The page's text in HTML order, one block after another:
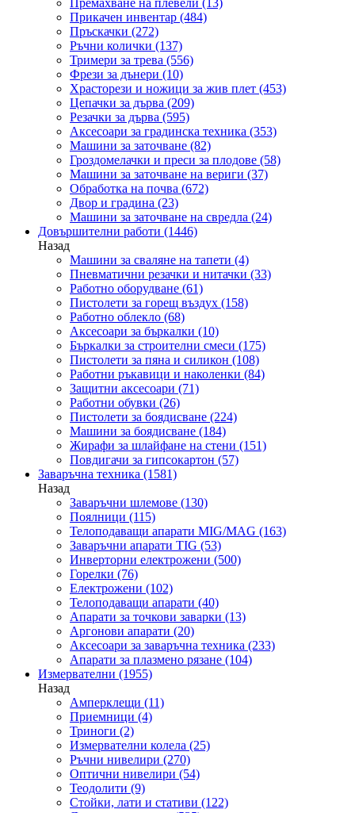
Премахване на плевели (13)
Прикачен инвентар (484)
Пръскачки (272)
Ръчни колички (137)
Тримери за трева (556)
Фрези за дънери (10)
Храсторези и ножици за жив плет (453)
Цепачки за дърва (209)
Резачки за дърва (595)
Аксесоари за градинска техника (353)
Машини за заточване (82)
Гроздомелачки и преси за плодове (58)
Машини за заточване на вериги (37)
Обработка на почва (672)
Двор и градина (23)
Машини за заточване на свредла (24)
Довършителни работи (1446)
Назад
Машини за сваляне на тапети (4)
Пневматични резачки и нитачки (33)
Работно оборудване (61)
Пистолети за горещ въздух (158)
Работно облекло (68)
Аксесоари за бъркалки (10)
Бъркалки за строителни смеси (175)
Пистолети за пяна и силикон (108)
Работни ръкавици и наколенки (84)
Защитни аксесоари (71)
Работни обувки (26)
Пистолети за боядисване (224)
Машини за боядисване (184)
Жирафи за шлайфане на стени (151)
Повдигачи за гипсокартон (57)
Заваръчна техника (1581)
Назад
Заваръчни шлемове (130)
Поялници (115)
Телоподаващи апарати MIG/MAG (163)
Заваръчни апарати TIG (53)
Инверторни електрожени (500)
Горелки (76)
Електрожени (102)
Телоподаващи апарати (40)
Апарати за точкови заварки (13)
Аргонови апарати (20)
Аксесоари за заваръчна техника (233)
Апарати за плазмено рязане (104)
Измервателни (1955)
Назад
Амперклещи (11)
Приемници (4)
Триноги (2)
Измервателни колела (25)
Ръчни нивелири (270)
Оптични нивелири (54)
Теодолити (9)
Стойки, лати и стативи (122)